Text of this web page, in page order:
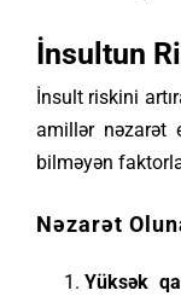
İnsultun
İnsult riskini
amillər nəzarət
bilməyən
Nəzarət
Yüksək